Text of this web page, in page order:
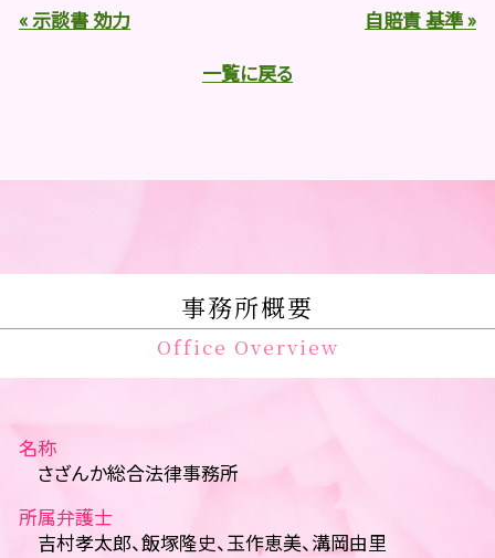
« 示談書 効力
自賠責 基準 »
一覧に戻る
事務所概要
Office Overview
名称
さざんか総合法律事務所
所属弁護士
吉村孝太郎、飯塚隆史、玉作恵美、溝岡由里